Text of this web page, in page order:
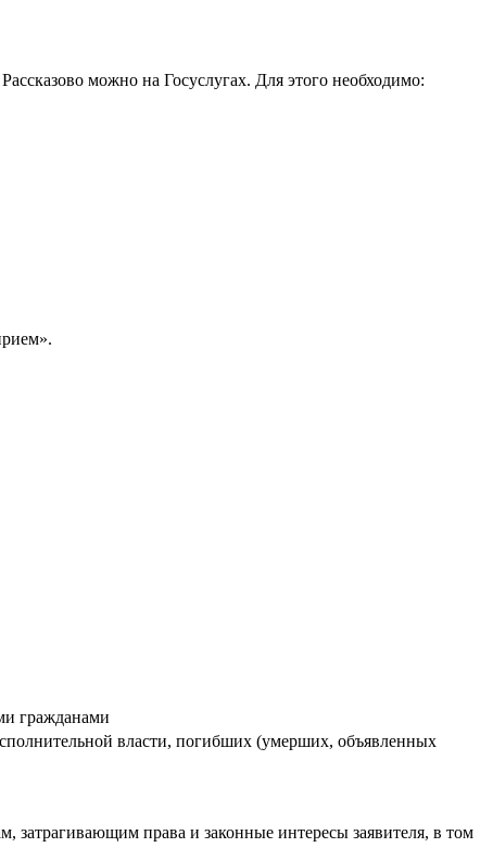
можно на Госуслугах. Для этого необходимо:
гражданами
власти, погибших (умерших, объявленных
затрагивающим права и законные интересы заявителя, в том